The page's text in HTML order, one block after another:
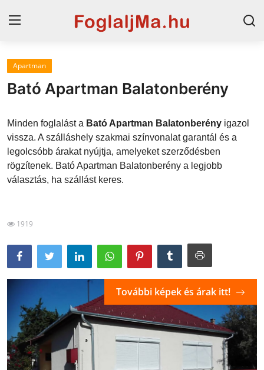
Magyarország
Horvát tengerpart
Szállások a Balatonon
Horvátország
Szállások Hajdúszoboszlón
Apartman
Bató Apartman Balatonberény
Minden foglalást a Bató Apartman Balatonberény igazol
vissza. A szálláshely szakmai színvonalat garantál és a
legolcsóbb árakat nyújtja, amelyeket szerződésben
rögzítenek. Bató Apartman Balatonberény a legjobb
választás, ha szállást keres.
1919
További képek és árak itt!